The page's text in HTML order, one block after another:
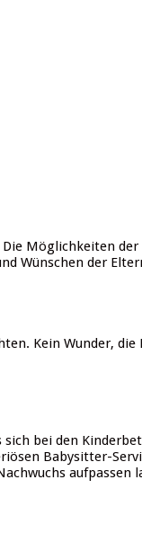
Möglichkeiten
Wünschen der
Kein Wunder,
bei den
Babysitter-
aufpassen